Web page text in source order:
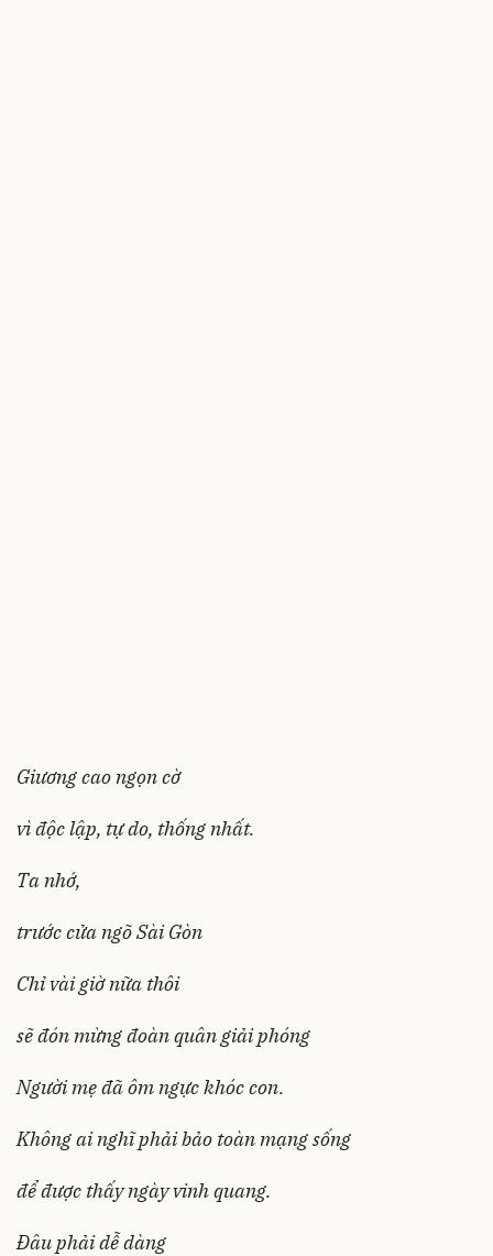
Giương cao ngọn cờ
vì độc lập, tự do, thống nhất.
Ta nhớ,
trước cửa ngõ Sài Gòn
Chỉ vài giờ nữa thôi
sẽ đón mừng đoàn quân giải phóng
Người mẹ đã ôm ngực khóc con.
Không ai nghĩ phải bảo toàn mạng sống
để được thấy ngày vinh quang.
Đâu phải dễ dàng